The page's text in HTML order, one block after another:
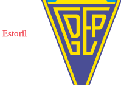
Estoril